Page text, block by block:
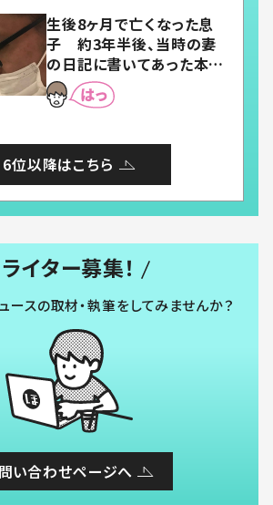
生後8ヶ月で亡くなった息
子 約3年半後、当時の妻
の日記に書いてあった本音
とは
6位以降はこちら
ライター募集！
ースの取材・執筆をしてみませんか？
い合わせページへ